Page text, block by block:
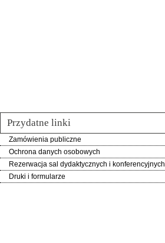
Przydatne linki
Zamówienia publiczne
Ochrona danych osobowych
Rezerwacja sal dydaktycznych i konferencyjnych
Druki i formularze